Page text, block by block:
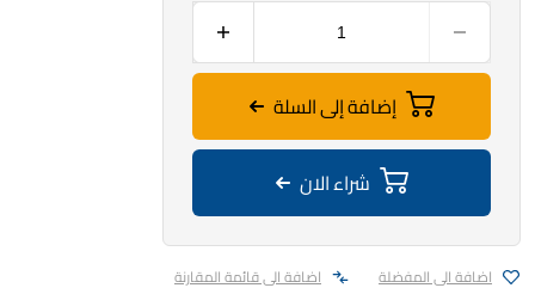
إضافة إلى السلة
شراء الان
اضافة الى المفضلة اضافة الى قائمة المقارنة